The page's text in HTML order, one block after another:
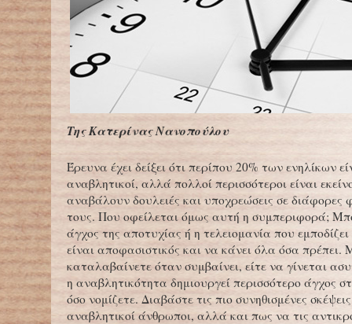
Της Κατερίνας Νανοπούλου
Έρευνα έχει δείξει ότι περίπου 20% των ενηλίκων
αναβλητικοί, αλλά πολλοί περισσότεροι είναι
αναβάλουν δουλειές και υποχρεώσεις σε διάφορες
τους. Που οφείλεται όμως αυτή η συμπεριφορά;
άγχος της αποτυχίας ή η τελειομανία που
είναι αποφασιστικός και να κάνει όλα όσα πρέπει.
καταλαβαίνετε όταν συμβαίνει, είτε να γίνεται
η αναβλητικότητα δημιουργεί περισσότερο άγχος
όσο νομίζετε. Διαβάστε τις πιο συνηθισμένες
αναβλητικοί άνθρωποι, αλλά και πως να τις